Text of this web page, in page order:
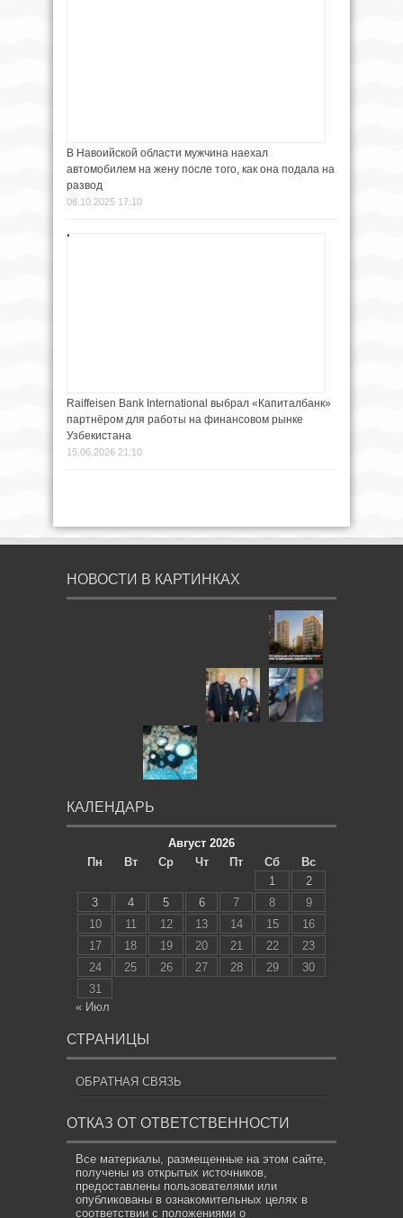
В Навоийской области мужчина наехал
автомобилем на жену после того, как она подала на
развод
08.10.2025 17:10
Raiffeisen Bank International выбрал «Капиталбанк»
партнёром для работы на финансовом рынке
Узбекистана
15.06.2026 21:10
НОВОСТИ В КАРТИНКАХ
КАЛЕНДАРЬ
Август 2026
Пн
Вт Ср Чт Пт Сб
Вс
1
2
3
4 5 6 7 8
9
10
11 12 13 14 15
16
17
18 19 20 21 22
23
24
25 26 27 28 29
30
31
« Июл
СТРАНИЦЫ
ОБРАТНАЯ СВЯЗЬ
ОТКАЗ ОТ ОТВЕТСТВЕННОСТИ
Все материалы, размещенные на этом сайте,
получены из открытых источников,
предоставлены пользователями или
опубликованы в ознакомительных целях в
соответствии с положениями о